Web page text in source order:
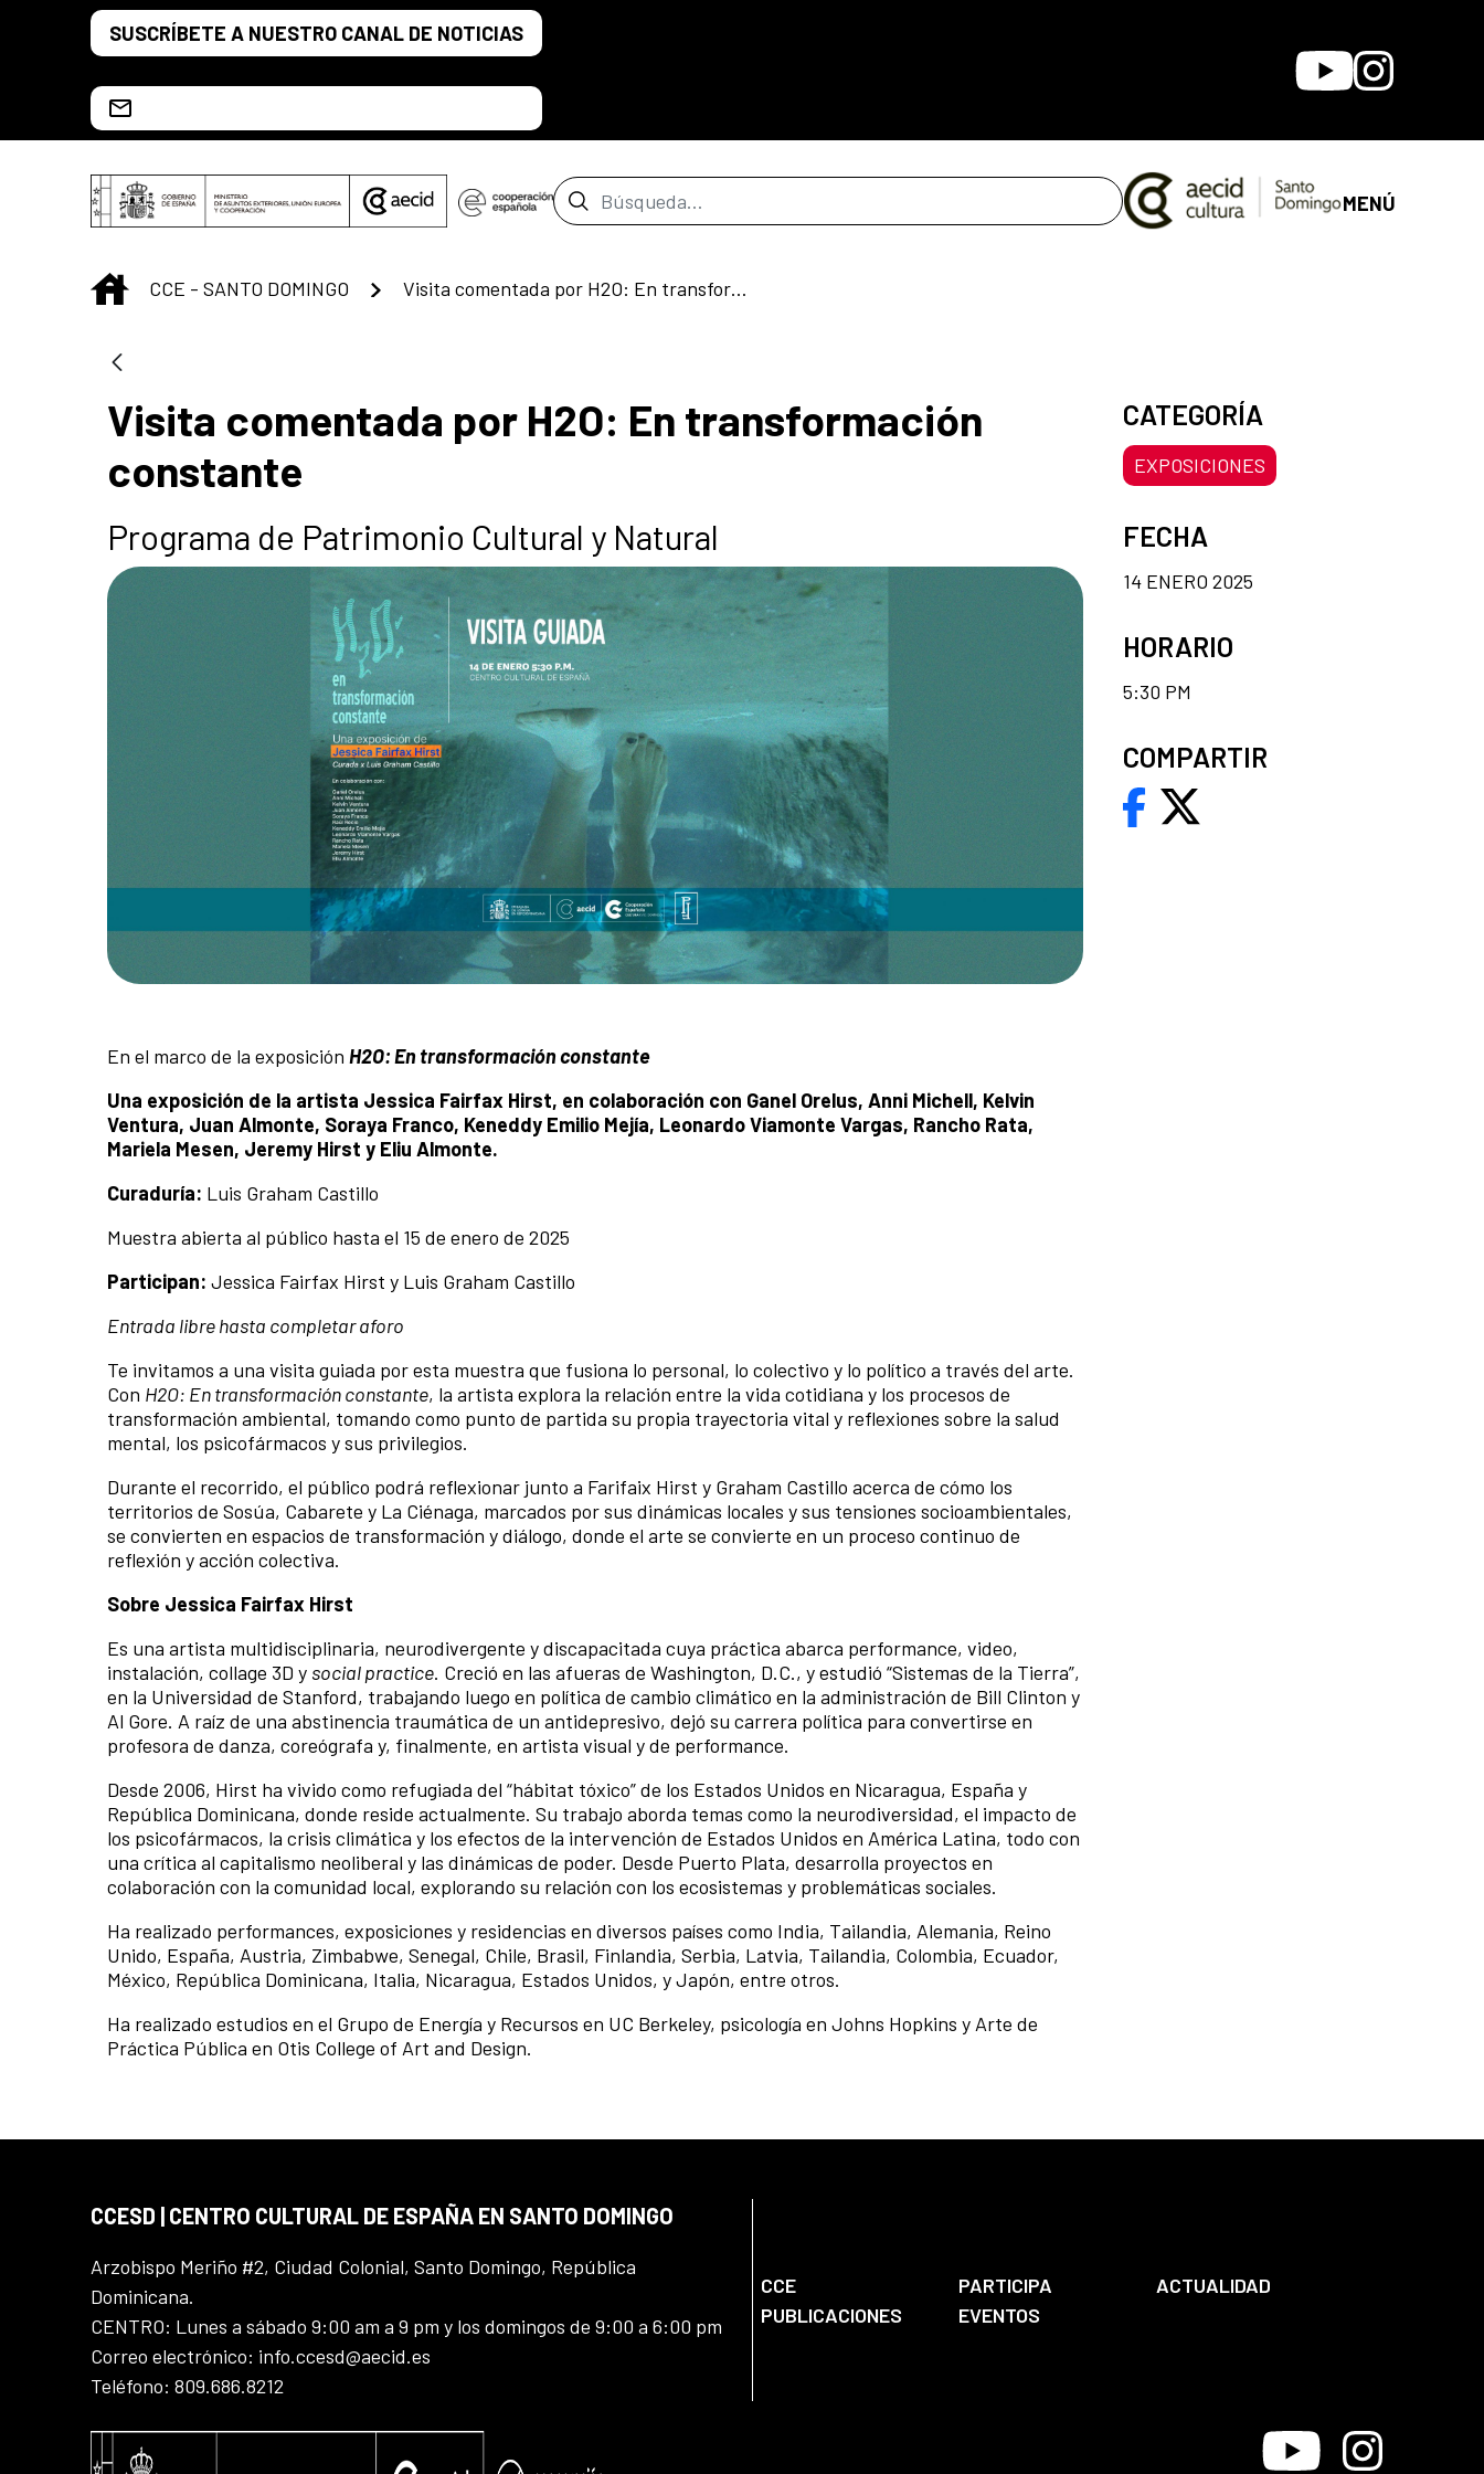
Saltar al contenido principal
SUSCRÍBETE A NUESTRO CANAL DE NOTICIAS
YoutubeInstagram
Barra de búsqueda MENÚ
INICIO
CCE - SANTO DOMINGO Visita comentada por H2O: En transformación constante
Visita comentada por H2O: En transformación
constante
Programa de Patrimonio Cultural y Natural
En el marco de la exposición H2O: En transformación constante
Una exposición de la artista Jessica Fairfax Hirst, en colaboración con Ganel Orelus, Anni Michell, Kelvin
Ventura, Juan Almonte, Soraya Franco, Keneddy Emilio Mejía, Leonardo Viamonte Vargas, Rancho Rata,
Mariela Mesen, Jeremy Hirst y Eliu Almonte.
Curaduría: Luis Graham Castillo
Muestra abierta al público hasta el 15 de enero de 2025
Participan: Jessica Fairfax Hirst y Luis Graham Castillo
Entrada libre hasta completar aforo
Te invitamos a una visita guiada por esta muestra que fusiona lo personal, lo colectivo y lo político a través del arte.
Con H2O: En transformación constante, la artista explora la relación entre la vida cotidiana y los procesos de
transformación ambiental, tomando como punto de partida su propia trayectoria vital y reflexiones sobre la salud
mental, los psicofármacos y sus privilegios.
Durante el recorrido, el público podrá reflexionar junto a Farifaix Hirst y Graham Castillo acerca de cómo los
territorios de Sosúa, Cabarete y La Ciénaga, marcados por sus dinámicas locales y sus tensiones socioambientales,
se convierten en espacios de transformación y diálogo, donde el arte se convierte en un proceso continuo de
reflexión y acción colectiva.
Sobre Jessica Fairfax Hirst
Es una artista multidisciplinaria, neurodivergente y discapacitada cuya práctica abarca performance, video,
instalación, collage 3D y social practice. Creció en las afueras de Washington, D.C., y estudió “Sistemas de la Tierra”,
en la Universidad de Stanford, trabajando luego en política de cambio climático en la administración de Bill Clinton y
Al Gore. A raíz de una abstinencia traumática de un antidepresivo, dejó su carrera política para convertirse en
profesora de danza, coreógrafa y, finalmente, en artista visual y de performance.
Desde 2006, Hirst ha vivido como refugiada del “hábitat tóxico” de los Estados Unidos en Nicaragua, España y
República Dominicana, donde reside actualmente. Su trabajo aborda temas como la neurodiversidad, el impacto de
los psicofármacos, la crisis climática y los efectos de la intervención de Estados Unidos en América Latina, todo con
una crítica al capitalismo neoliberal y las dinámicas de poder. Desde Puerto Plata, desarrolla proyectos en
colaboración con la comunidad local, explorando su relación con los ecosistemas y problemáticas sociales.
Ha realizado performances, exposiciones y residencias en diversos países como India, Tailandia, Alemania, Reino
Unido, España, Austria, Zimbabwe, Senegal, Chile, Brasil, Finlandia, Serbia, Latvia, Tailandia, Colombia, Ecuador,
México, República Dominicana, Italia, Nicaragua, Estados Unidos, y Japón, entre otros.
Ha realizado estudios en el Grupo de Energía y Recursos en UC Berkeley, psicología en Johns Hopkins y Arte de
Práctica Pública en Otis College of Art and Design.
CATEGORÍA
EXPOSICIONES
FECHA
14 ENERO 2025
HORARIO
5:30 PM
COMPARTIR
CCESD | CENTRO CULTURAL DE ESPAÑA EN SANTO DOMINGO
Arzobispo Meriño #2, Ciudad Colonial, Santo Domingo, República
Dominicana.
CENTRO: Lunes a sábado 9:00 am a 9 pm y los domingos de 9:00 a 6:00 pm
Correo electrónico: info.ccesd@aecid.es
Teléfono: 809.686.8212
CCE PARTICIPA
ACTUALIDAD
PUBLICACIONES
EVENTOS
Youtube Instagram